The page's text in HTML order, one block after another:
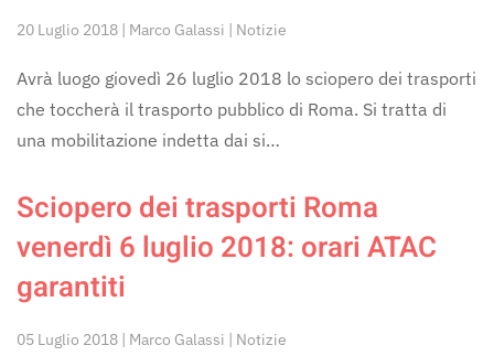
20 Luglio 2018 | Marco Galassi | Notizie
Avrà luogo giovedì 26 luglio 2018 lo sciopero dei trasporti
che toccherà il trasporto pubblico di Roma. Si tratta di
una mobilitazione indetta dai si…
Sciopero dei trasporti Roma
venerdì 6 luglio 2018: orari ATAC
garantiti
05 Luglio 2018 | Marco Galassi | Notizie